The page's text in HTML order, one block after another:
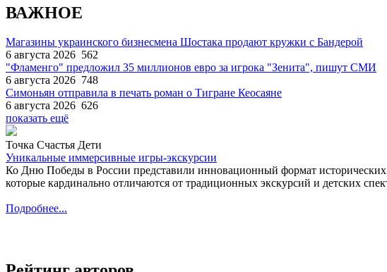
ВАЖНОЕ
Магазины украинского бизнесмена Шостака продают кружки с Бандерой
6 августа 2026 562
"Фламенго" предложил 35 миллионов евро за игрока "Зенита", пишут СМИ
6 августа 2026 748
Симоньян отправила в печать роман о Тигране Кеосаяне
6 августа 2026 626
показать ещё
Точка Счастья Дети
Уникальные иммерсивные игры-экскурсии
Ко Дню Победы в России представили инновационный формат
которые кардинально отличаются от традиционных экскурсий и детских
Подробнее...